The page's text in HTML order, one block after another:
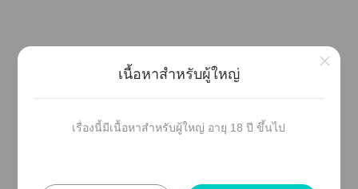
เนื้อหาสำหรับผู้ใหญ่
เรื่องนี้มีเนื้อหาสำหรับผู้ใหญ่ อายุ 18 ปี ขึ้นไป
×